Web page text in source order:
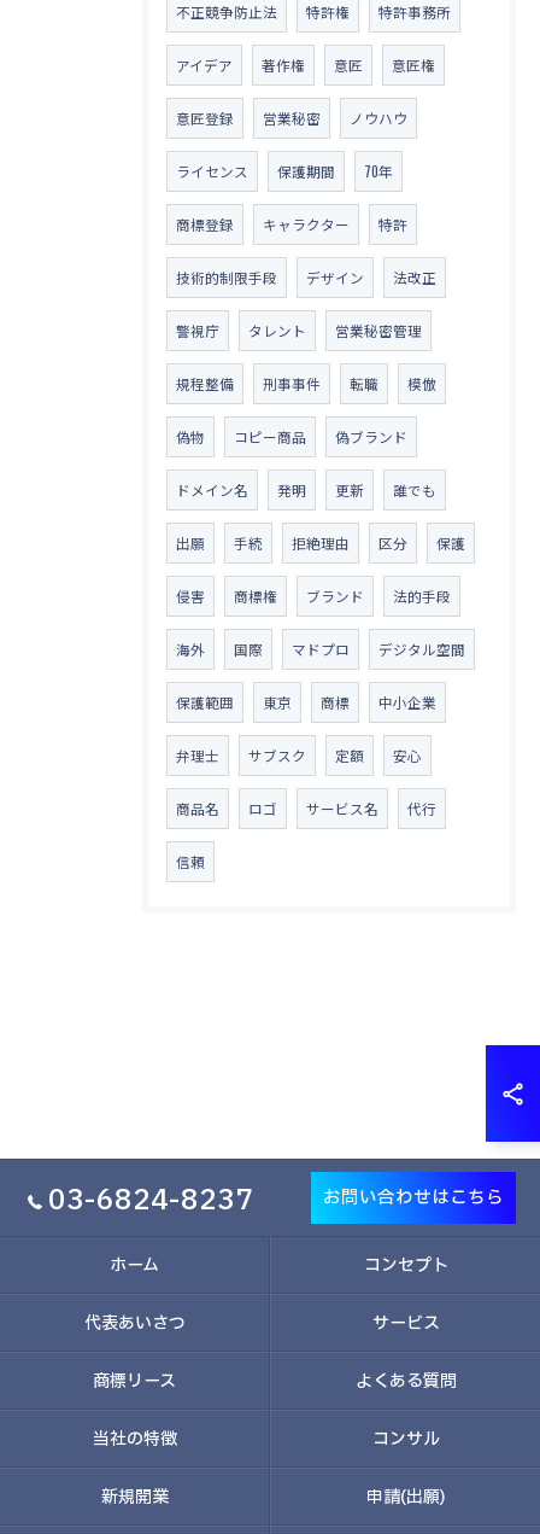
不正競争防止法 特許権 特許事務所
アイデア 著作権 意匠 意匠権
意匠登録 営業秘密 ノウハウ
ライセンス 保護期間 70年
商標登録 キャラクター 特許
技術的制限手段 デザイン 法改正
警視庁 タレント 営業秘密管理
規程整備 刑事事件 転職 模倣
偽物 コピー商品 偽ブランド
ドメイン名 発明 更新 誰でも
出願 手続 拒絶理由 区分 保護
侵害 商標権 ブランド 法的手段
海外 国際 マドプロ デジタル空間
保護範囲 東京 商標 中小企業
弁理士 サブスク 定額 安心
商品名 ロゴ サービス名 代行
信頼
03-6824-8237 お問い合わせはこちら
ホーム コンセプト
代表あいさつ サービス
商標リース よくある質問
当社の特徴 コンサル
新規開業 申請(出願)